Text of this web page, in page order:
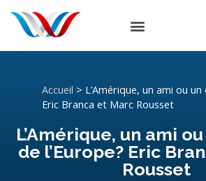
Accueil > L’Amérique, un ami ou un
Eric Branca et Marc Rousset
L’Amérique, un ami
de l’Europe? Eric
Rousset